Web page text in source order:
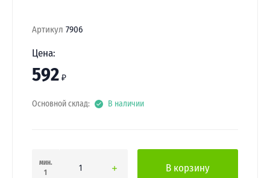
Артикул 7906
Цена:
592 ₽
Основной склад: В наличии
мин.
1
В корзину